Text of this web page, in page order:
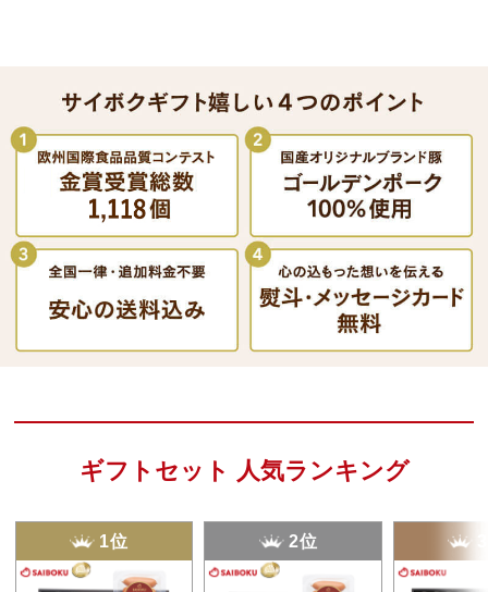
ギフトセット 人気ランキング
1位 2位